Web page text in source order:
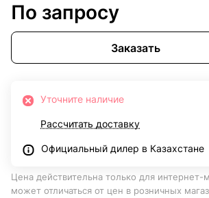
По запросу
Заказать
Уточните наличие
Рассчитать доставку
Официальный дилер в Казахстане
Цена действительна только для интернет-
может отличаться от цен в розничных